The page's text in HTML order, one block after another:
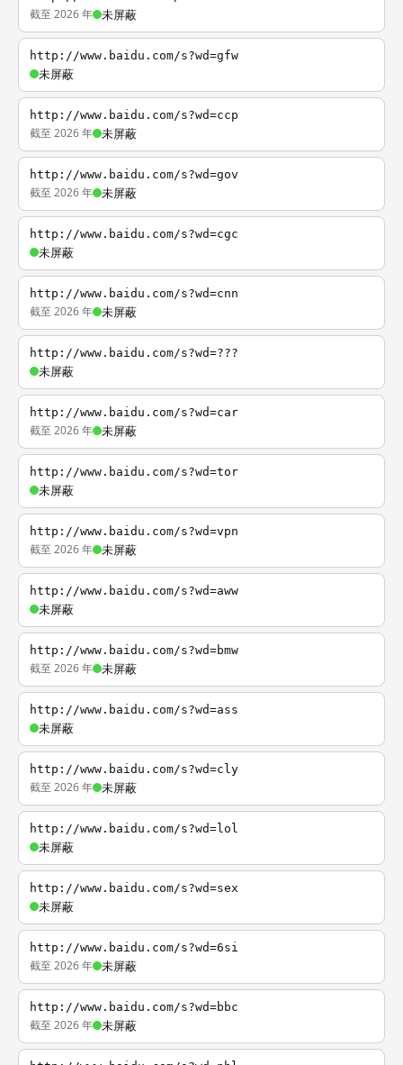
截至 2026 年 未屏蔽
http://www.baidu.com/s?wd=gfw
未屏蔽
http://www.baidu.com/s?wd=ccp
截至 2026 年 未屏蔽
http://www.baidu.com/s?wd=gov
截至 2026 年 未屏蔽
http://www.baidu.com/s?wd=cgc
未屏蔽
http://www.baidu.com/s?wd=cnn
截至 2026 年 未屏蔽
http://www.baidu.com/s?wd=???
未屏蔽
http://www.baidu.com/s?wd=car
截至 2026 年 未屏蔽
http://www.baidu.com/s?wd=tor
未屏蔽
http://www.baidu.com/s?wd=vpn
截至 2026 年 未屏蔽
http://www.baidu.com/s?wd=aww
未屏蔽
http://www.baidu.com/s?wd=bmw
截至 2026 年 未屏蔽
http://www.baidu.com/s?wd=ass
未屏蔽
http://www.baidu.com/s?wd=cly
截至 2026 年 未屏蔽
http://www.baidu.com/s?wd=lol
未屏蔽
http://www.baidu.com/s?wd=sex
未屏蔽
http://www.baidu.com/s?wd=6si
截至 2026 年 未屏蔽
http://www.baidu.com/s?wd=bbc
截至 2026 年 未屏蔽